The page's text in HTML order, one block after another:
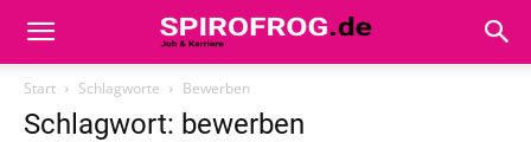
Start Schlagworte Bewerben
Schlagwort: bewerben